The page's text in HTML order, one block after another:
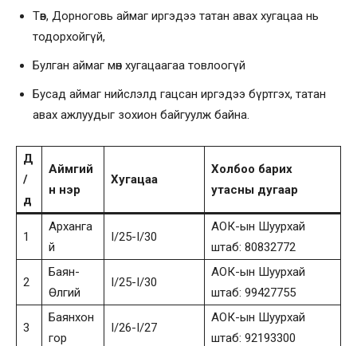
Төв, Дорноговь аймаг иргэдээ татан авах хугацаа нь
тодорхойгүй,
Булган аймаг мөн хугацаагаа товлоогүй
Бусад аймаг нийслэлд гацсан иргэдээ бүртгэх, татан
авах ажлуудыг зохион байгуулж байна.
Д
/
д
Аймгий
н нэр
Хугацаа
Холбоо барих
утасны дугаар
1
Арханга
й
I/25-I/30
АОК-ын Шуурхай
штаб: 80832772
2
Баян-
Өлгий
I/25-I/30
АОК-ын Шуурхай
штаб: 99427755
3
Баянхон
гор
I/26-I/27
АОК-ын Шуурхай
штаб: 92193300